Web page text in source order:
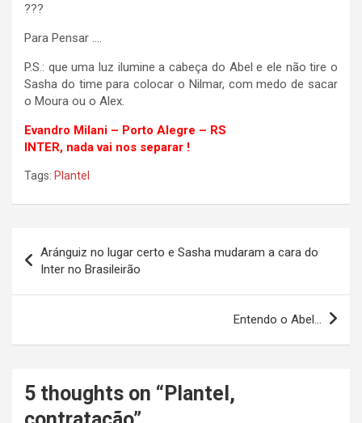
???
Para Pensar ….
P.S.: que uma luz ilumine a cabeça do Abel e ele não tire o
Sasha do time para colocar o Nilmar, com medo de sacar
o Moura ou o Alex.
Evandro Milani – Porto Alegre – RS
INTER, nada vai nos separar !
Tags: Plantel
de
Post
Aránguiz no lugar certo e Sasha mudaram a cara do
Inter no Brasileirão
Entendo o Abel…
5 thoughts on “ Plantel,